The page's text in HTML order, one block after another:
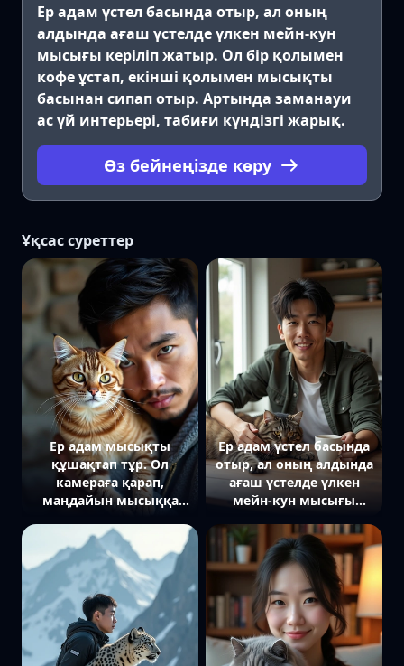
Ер адам үстел басында отыр, ал оның
алдында ағаш үстелде үлкен мейн-кун
мысығы керіліп жатыр. Ол бір қолымен
кофе ұстап, екінші қолымен мысықты
басынан сипап отыр. Артында заманауи
ас үй интерьері, табиғи күндізгі жарық.
Өз бейнеңізде көру
Ұқсас суреттер
Ер адам мысықты
құшақтап тұр. Ол
камераға қарап,
маңдайын мысыққа
шиеленіскен күйде
объективті бақылайды.
Артында бұлдыр тасты
фон, жылы жұмсақ
жарық мех
бөлшектерін көрсетеді.
Жақын план.
Ер адам үстел басында
отыр, ал оның алдында
ағаш үстелде үлкен
мейн-кун мысығы
қолымен кофе ұстап,
екінші қолымен
мысықты басынан
сипап отыр. Артында
заманауи ас үй
интерьері, табиғи
күндізгі жарық.